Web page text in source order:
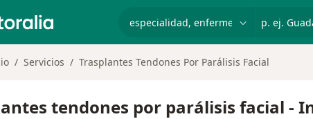
Servicios Trasplantes Tendones Por Parálisis Facial
tendones por parálisis facial -